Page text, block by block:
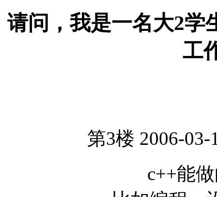
请问，我是一名大2学
工
第3楼 2006-
c++能